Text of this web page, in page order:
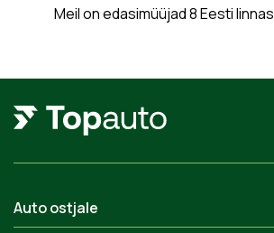
Meil on edasimüüjad 8 Eesti linnas
Auto ostjale